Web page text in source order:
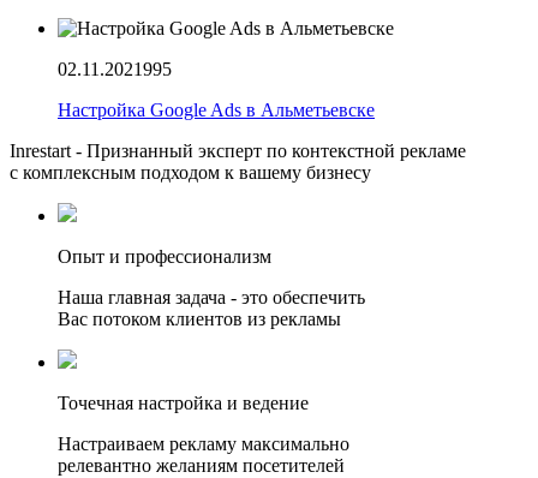
02.11.2021995
Настройка Google Ads в Альметьевске
Inrestart - Признанный эксперт по контекстной рекламе
с комплексным подходом к вашему бизнесу
Опыт и профессионализм
Наша главная задача - это обеспечить
Вас потоком клиентов из рекламы
Точечная настройка и ведение
Настраиваем рекламу максимально
релевантно желаниям посетителей